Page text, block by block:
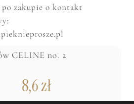
po zakupie o kontakt
CELINE no. 2
8,6zł